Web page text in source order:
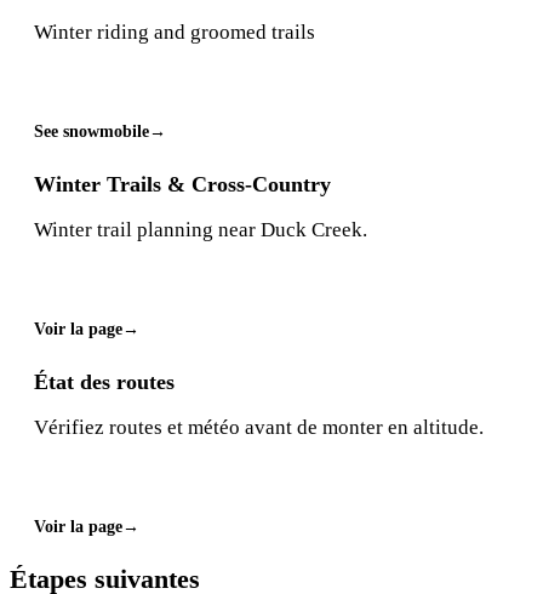
Winter riding and groomed trails
See snowmobile
Winter Trails & Cross-Country
Winter trail planning near Duck Creek.
Voir la page
État des routes
Vérifiez routes et météo avant de monter en altitude.
Voir la page
Étapes suivantes